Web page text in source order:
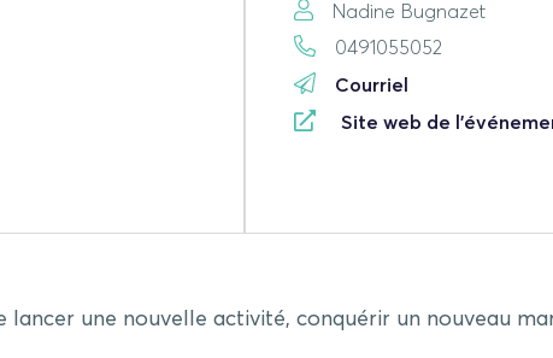
Nadine Bugnazet
0491055052
Courriel
Site web de
lancer une nouvelle activité, conquérir un nouveau